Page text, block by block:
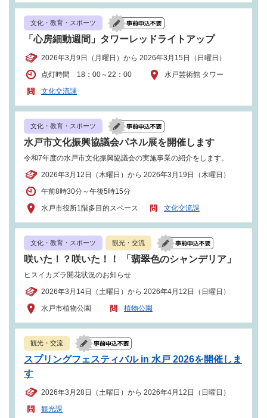
文化・教育・スポーツ
「心房細動週間」タワーレッドライトアップ
2026年3月9日（月曜日）から 2026年3月15日（日曜日）
点灯時間 18：00～22：00
水戸芸術館 タワー
文化交流課
文化・教育・スポーツ
水戸市文化振興協議会パネル展を開催します
令和7年度の水戸市文化振興協議会の実施事業の紹介をします。
2026年3月12日（木曜日）から 2026年3月19日（木曜日）
午前8時30分～午後5時15分
水戸市役所1階多目的スペース
文化交流課
文化・教育・スポーツ 観光・交流
咲いた！？咲いた！！ 「翡翠色のシャンデリア」
ヒスイカズラ開花状況のお知らせ
2026年3月14日（土曜日）から 2026年4月12日（日曜日）
水戸市植物公園
植物公園
観光・交流
スプリングフェスティバル in 水戸 2026を開催しま
す
2026年3月28日（土曜日）から 2026年4月12日（日曜日）
観光課